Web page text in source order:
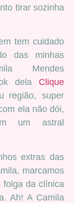
tirar sozinha
tem cuidado
das minhas
Mendes
dela Clique
região, super
ela não dói,
um astral
extras das
marcamos
folga da clínica
Ah! A Camila